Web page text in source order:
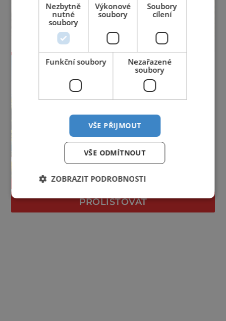
PROLISTOVAT
Nezbytně
nutné
soubory
Výkonové
soubory
Soubory
cílení
Funkční soubory
Nezařazené
soubory
VŠE PŘIJMOUT
VŠE ODMÍTNOUT
ZOBRAZIT PODROBNOSTI